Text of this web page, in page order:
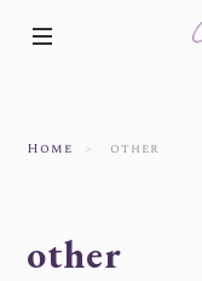
Home other
other